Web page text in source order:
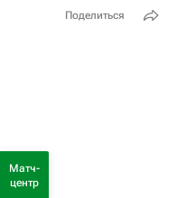
Поделиться
Матч-
центр